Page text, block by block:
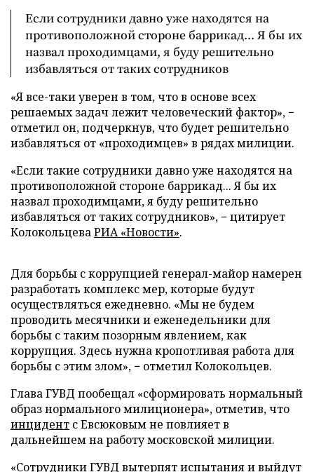
Если сотрудники давно уже находятся на
противоположной стороне баррикад... Я бы их
назвал проходимцами, я буду решительно
избавляться от таких сотрудников
«Я все-таки уверен в том, что в основе всех
решаемых задач лежит человеческий фактор», −
отметил он, подчеркнув, что будет решительно
избавляться от «проходимцев» в рядах милиции.
«Если такие сотрудники давно уже находятся на
противоположной стороне баррикад... Я бы их
назвал проходимцами, я буду решительно
избавляться от таких сотрудников», − цитирует
КолокольцеваРИА «Новости».
Для борьбы с коррупцией генерал-майор намерен
разработать комплекс мер, которые будут
осуществляться ежедневно. «Мы не будем
проводить месячники и еженедельники для
борьбы с таким позорным явлением, как
коррупция. Здесь нужна кропотливая работа для
борьбы с этим злом», − отметил Колокольцев.
Глава ГУВД пообещал «сформировать нормальный
образ нормального милиционера», отметив, что
инцидент с Евсюковым не повлияет в
дальнейшем на работу московской милиции.
«Сотрудники ГУВД вытерпят испытания и выйдут